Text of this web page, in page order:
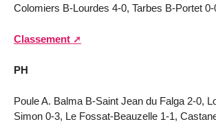
Colomiers B-Lourdes 4-0, Tarbes B-Portet 0-
Classement
PH
Poule A. Balma B-Saint Jean du Falga 2-0,
Simon 0-3, Le Fossat-Beauzelle 1-1,